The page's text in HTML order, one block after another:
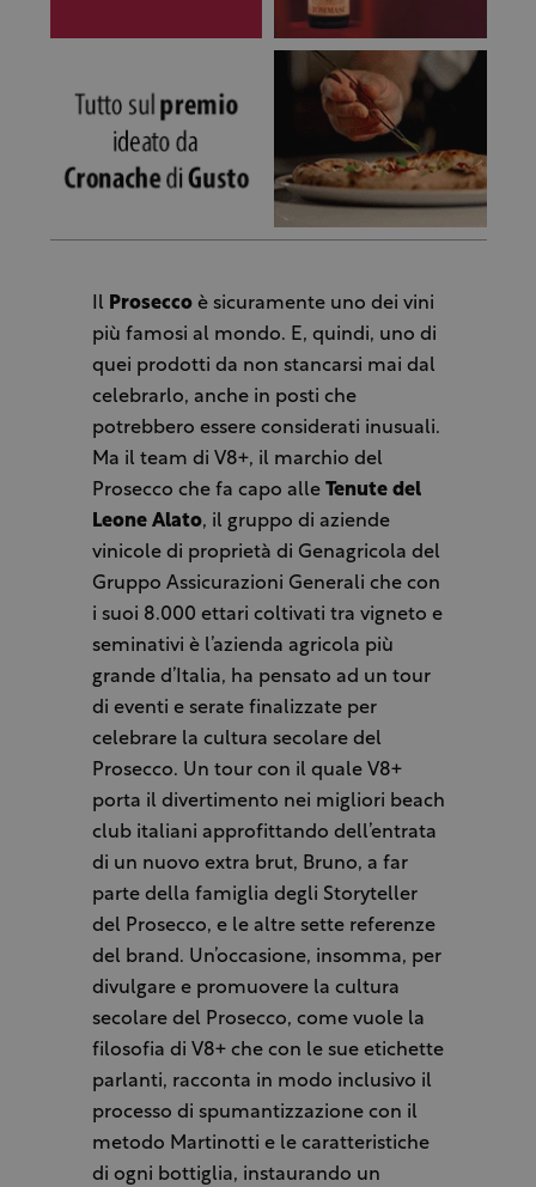
Il Proseccoè sicuramente uno dei vini
più famosi al mondo. E, quindi, uno di
quei prodotti da non stancarsi mai dal
celebrarlo, anche in posti che
potrebbero essere considerati inusuali.
Ma il team di V8+, il marchio del
Prosecco che fa capo alleTenute del
Leone Alato, il gruppo di aziende
vinicole di proprietà di Genagricola del
Gruppo Assicurazioni Generali che con
i suoi 8.000 ettari coltivati tra vigneto e
seminativi è l’azienda agricola più
grande d’Italia, ha pensato ad un tour
di eventi e serate finalizzate per
celebrare la cultura secolare del
Prosecco. Un tour con il quale V8+
porta il divertimento nei migliori beach
club italiani approfittando dell’entrata
di un nuovo extra brut, Bruno, a far
parte della famiglia degli Storyteller
del Prosecco, e le altre sette referenze
del brand. Un’occasione, insomma, per
divulgare e promuovere la cultura
secolare del Prosecco, come vuole la
filosofia di V8+ che con le sue etichette
parlanti, racconta in modo inclusivo il
processo di spumantizzazione con il
metodo Martinotti e le caratteristiche
di ogni bottiglia, instaurando un